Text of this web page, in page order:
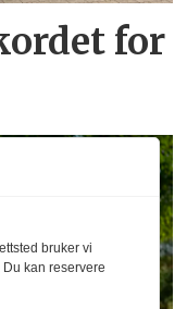
for
bruker vi
kan reservere